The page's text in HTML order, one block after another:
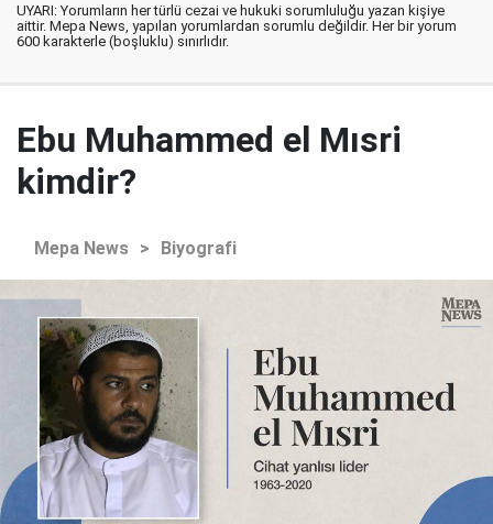
UYARI: Yorumların her türlü cezai ve hukuki sorumluluğu yazan kişiye
aittir. Mepa News, yapılan yorumlardan sorumlu değildir. Her bir yorum
600 karakterle (boşluklu) sınırlıdır.
Ebu Muhammed el Mısri
kimdir?
Mepa News > Biyografi